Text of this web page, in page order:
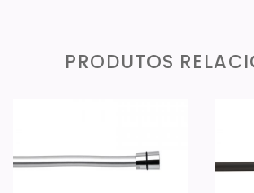
PRODUTOS